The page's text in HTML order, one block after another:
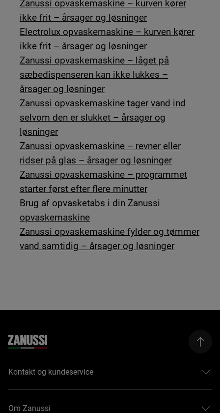
Zanussi opvaskemaskine – kurven kører
ikke frit – årsager og løsninger
Electrolux opvaskemaskine – kurven kører
ikke frit – årsager og løsninger
Zanussi opvaskemaskine – låget på
sæbedispenseren kan ikke lukkes –
årsager og løsninger
Zanussi opvaskemaskine tager vand ind
selvom den er slukket – årsager og
løsninger
Zanussi opvaskemaskine – revner eller
ridser på glas – årsager og løsninger
Zanussi opvaskemaskine – programmet
starter først efter flere minutter
Brug af opvasketabs i din Zanussi
opvaskemaskine
Zanussi opvaskemaskine fylder og tømmer
vand samtidig – årsager og løsninger
Kontakt og kundeservice
Om Zanussi